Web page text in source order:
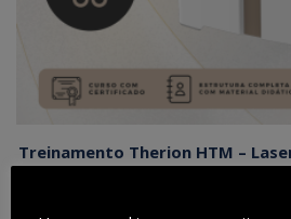
Treinamento Therion HTM –